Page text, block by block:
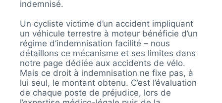
indemnisé.
Un cycliste victime d’un accident impliquant
un véhicule terrestre à moteur bénéficie d’un
régime d’indemnisation facilité – nous
détaillons ce mécanisme et ses limites dans
notre page dédiée aux accidents de vélo.
Mais ce droit à indemnisation ne fixe pas, à
lui seul, le montant obtenu. C’est l’évaluation
de chaque poste de préjudice, lors de